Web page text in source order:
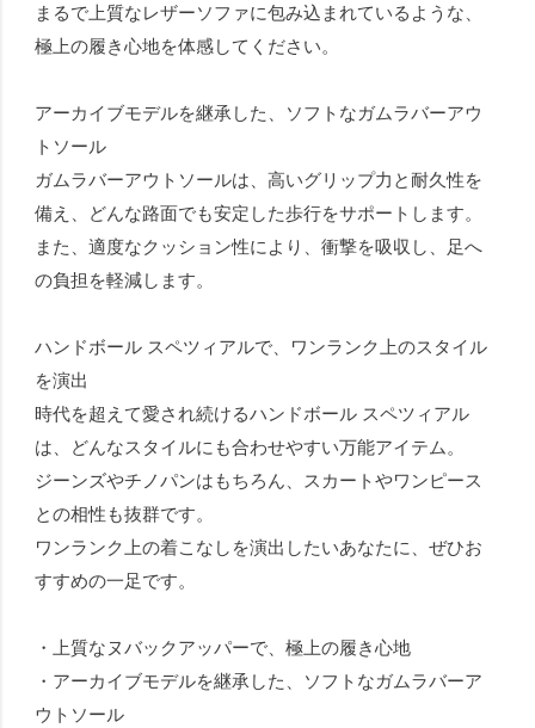
まるで上質なレザーソファに包み込まれているような、
極上の履き心地を体感してください。
アーカイブモデルを継承した、ソフトなガムラバーアウ
トソール
ガムラバーアウトソールは、高いグリップ力と耐久性を
備え、どんな路面でも安定した歩行をサポートします。
また、適度なクッション性により、衝撃を吸収し、足へ
の負担を軽減します。
ハンドボール スペツィアルで、ワンランク上のスタイル
を演出
時代を超えて愛され続けるハンドボール スペツィアル
は、どんなスタイルにも合わせやすい万能アイテム。
ジーンズやチノパンはもちろん、スカートやワンピース
との相性も抜群です。
ワンランク上の着こなしを演出したいあなたに、ぜひお
すすめの一足です。
・上質なヌバックアッパーで、極上の履き心地
・アーカイブモデルを継承した、ソフトなガムラバーア
ウトソール